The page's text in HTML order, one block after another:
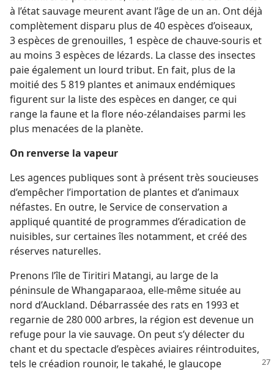
à l’état sauvage meurent avant l’âge de un an. Ont déjà
complètement disparu plus de 40 espèces d’oiseaux,
3 espèces de grenouilles, 1 espèce de chauve-souris et
au moins 3 espèces de lézards. La classe des insectes
paie également un lourd tribut. En fait, plus de la
moitié des 5 819 plantes et animaux endémiques
figurent sur la liste des espèces en danger, ce qui
range la faune et la flore néo-zélandaises parmi les
plus menacées de la planète.
On renverse la vapeur
Les agences publiques sont à présent très soucieuses
d’empêcher l’importation de plantes et d’animaux
néfastes. En outre, le Service de conservation a
appliqué quantité de programmes d’éradication de
nuisibles, sur certaines îles notamment, et créé des
réserves naturelles.
Prenons l’île de Tiritiri Matangi, au large de la
péninsule de Whangaparaoa, elle-​même située au
nord d’Auckland. Débarrassée des rats en 1993 et
regarnie de 280 000 arbres, la région est devenue un
refuge pour la vie sauvage. On peut s’y délecter du
chant et du spectacle d’espèces aviaires réintroduites,
tels le créadion rounoir, le takahé, le glaucope